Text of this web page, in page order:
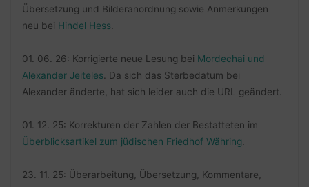
Übersetzung und Bilderanordnung sowie Anmerkungen
neu bei Hindel Hess.
01. 06. 26: Korrigierte neue Lesung bei Mordechai und
Alexander Jeiteles. Da sich das Sterbedatum bei
Alexander änderte, hat sich leider auch die URL geändert.
01. 12. 25: Korrekturen der Zahlen der Bestatteten im
Überblicksartikel zum jüdischen Friedhof Währing.
23. 11. 25: Überarbeitung, Übersetzung, Kommentare,